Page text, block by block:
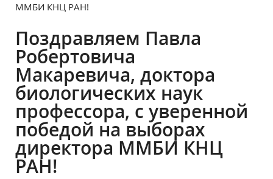
ММБИ КНЦ РАН!
Поздравляем Павла
Робертовича
Макаревича, доктора
биологических наук
профессора, с уверенной
победой на выборах
директора ММБИ КНЦ
РАН!